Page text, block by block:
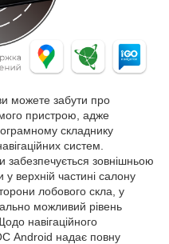
можете забути про
пристрою, адже
складнику
систем.
забезпечується зовнішньою
верхній частині салону
лобового скла, у
можливий рівень
навігаційного
Android надає повну